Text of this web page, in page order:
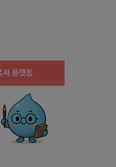
지 플랫폼
캠페인 고용장려금